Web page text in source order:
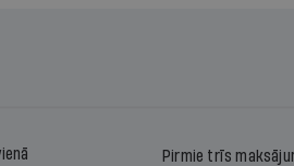
Pirmie trīs